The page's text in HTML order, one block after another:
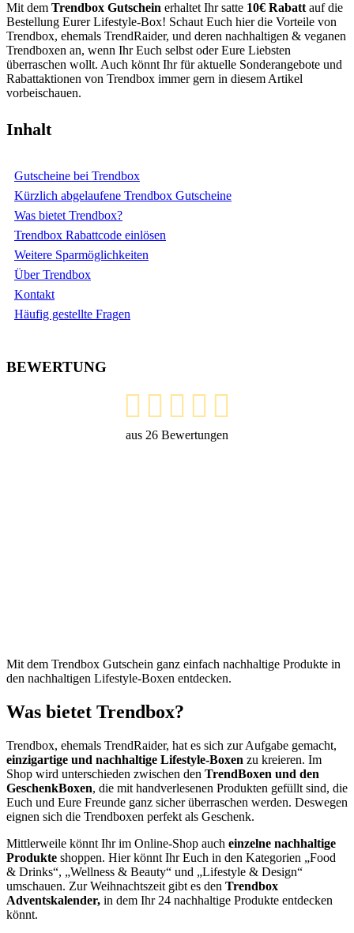
Mit dem Trendbox Gutschein erhaltet Ihr satte 10€ Rabatt auf die
Bestellung Eurer Lifestyle-Box! Schaut Euch hier die Vorteile von
Trendbox, ehemals TrendRaider, und deren nachhaltigen & veganen
Trendboxen an, wenn Ihr Euch selbst oder Eure Liebsten
überraschen wollt. Auch könnt Ihr für aktuelle Sonderangebote und
Rabattaktionen von Trendbox immer gern in diesem Artikel
vorbeischauen.
Inhalt
Gutscheine bei Trendbox
Kürzlich abgelaufene Trendbox Gutscheine
Was bietet Trendbox?
Trendbox Rabattcode einlösen
Weitere Sparmöglichkeiten
Über Trendbox
Kontakt
Häufig gestellte Fragen
BEWERTUNG
aus 26 Bewertungen
Mit dem Trendbox Gutschein ganz einfach nachhaltige Produkte in
den nachhaltigen Lifestyle-Boxen entdecken.
Was bietet Trendbox?
Trendbox, ehemals TrendRaider, hat es sich zur Aufgabe gemacht,
einzigartige und nachhaltige Lifestyle-Boxen zu kreieren. Im
Shop wird unterschieden zwischen den TrendBoxen und den
GeschenkBoxen, die mit handverlesenen Produkten gefüllt sind, die
Euch und Eure Freunde ganz sicher überraschen werden. Deswegen
eignen sich die Trendboxen perfekt als Geschenk.
Mittlerweile könnt Ihr im Online-Shop auch einzelne nachhaltige
Produkte shoppen. Hier könnt Ihr Euch in den Kategorien „Food
& Drinks“, „Wellness & Beauty“ und „Lifestyle & Design“
umschauen. Zur Weihnachtszeit gibt es den Trendbox
Adventskalender, in dem Ihr 24 nachhaltige Produkte entdecken
könnt.